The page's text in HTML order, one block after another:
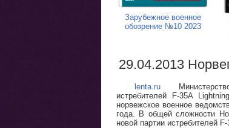
Зарубежное военное
обозрение №10 2023
29.04.2013
lenta.ruМинистерство
истребителей F-35A
норвежское военное
года. В общей сложности
новой партии истребителей